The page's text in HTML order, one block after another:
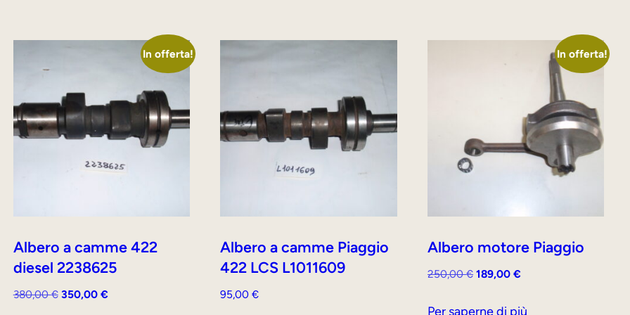
In offerta!
Albero a camme 422
diesel 2238625
380,00€ Il
350,00 €Il
Albero a camme Piaggio
422 LCS L1011609
95,00€
In offerta!
Albero motore Piaggio
250,00€ Il
originale
189,00€Il
attuale
Per saperne di più